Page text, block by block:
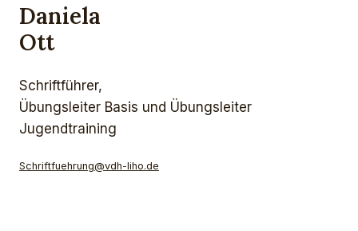
Daniela
Ott
Schriftführer,
Übungsleiter Basis und Übungsleiter
Jugendtraining
Schriftfuehrung@vdh-liho.de